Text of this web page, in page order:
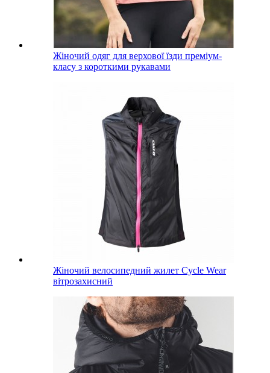
Жіночий одяг для верхової їзди преміум-
класу з короткими рукавами
Жіночий велосипедний жилет Cycle Wear
вітрозахисний